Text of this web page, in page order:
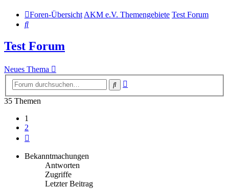
Foren-Übersicht AKM e.V. Themengebiete Test Forum
Suche
Test Forum
Neues Thema
Suche
35 Themen
1
2
Bekanntmachungen
Antworten
Zugriffe
Letzter Beitrag